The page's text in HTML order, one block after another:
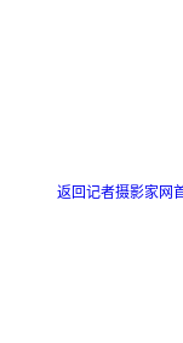
返回记者摄影家网